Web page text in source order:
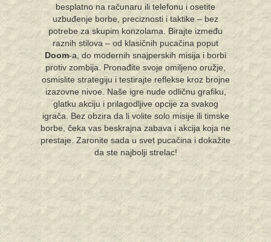
besplatno na računaru ili telefonu i osetite
uzbuđenje borbe, preciznosti i taktike – bez
potrebe za skupim konzolama. Birajte između
raznih stilova – od klasičnih pucačina poput
Doom-a, do modernih snajperskih misija i borbi
protiv zombija. Pronađite svoje omiljeno oružje,
osmislite strategiju i testirajte reflekse kroz brojne
izazovne nivoe. Naše igre nude odličnu grafiku,
glatku akciju i prilagodljive opcije za svakog
igrača. Bez obzira da li volite solo misije ili timske
borbe, čeka vas beskrajna zabava i akcija koja ne
prestaje. Zaronite sada u svet pucačina i dokažite
da ste najbolji strelac!